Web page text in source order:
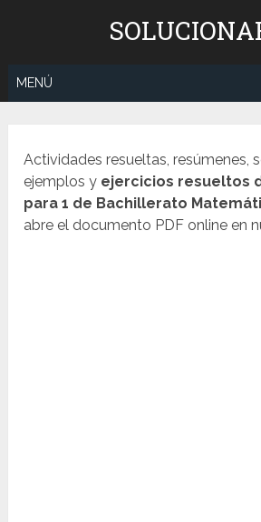
MENÚ
Actividades resueltas, resúmenes,
ejemplos y ejercicios resueltos
para 1 de Bachillerato
abre el documento PDF online en